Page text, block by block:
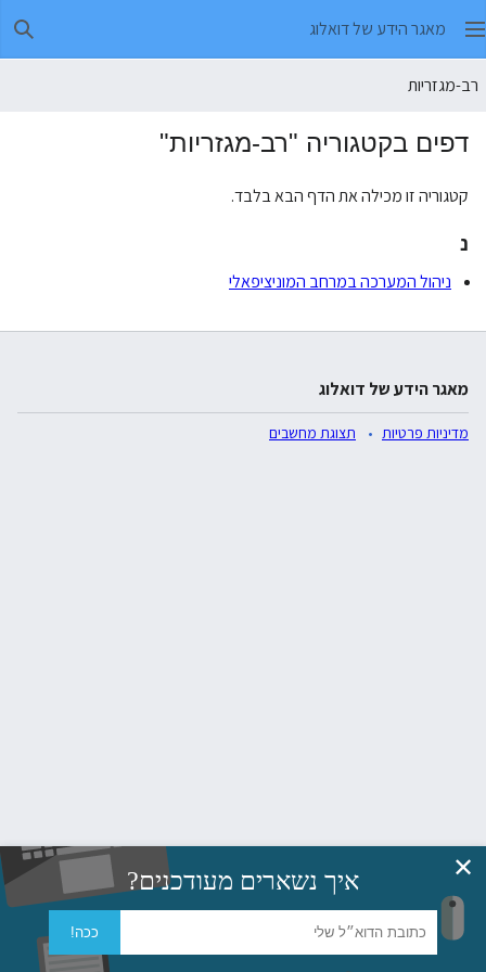
מאגר הידע של דואלוג
רב-מגזריות
דפים בקטגוריה "רב-מגזריות"
קטגוריה זו מכילה את הדף הבא בלבד.
נ
ניהול המערכה במרחב המוניציפאלי
מאגר הידע של דואלוג
מדיניות פרטיות תצוגת מחשבים
✕ איך נשארים מעודכנים?
ככה!